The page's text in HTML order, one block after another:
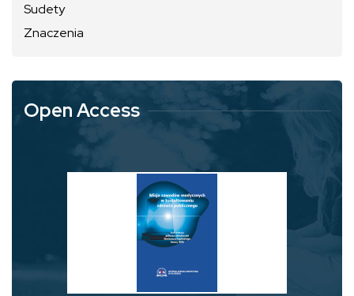
Sudety
Znaczenia
Open Access